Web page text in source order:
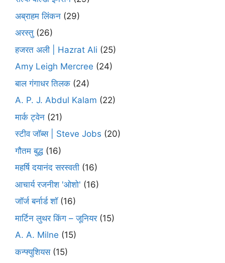
अब्राहम लिंकन (29)
अरस्तु (26)
हजरत अली | Hazrat Ali (25)
Amy Leigh Mercree (24)
बाल गंगाधर तिलक (24)
A. P. J. Abdul Kalam (22)
मार्क ट्वेन (21)
स्टीव जॉब्स | Steve Jobs (20)
गौतम बुद्ध (16)
महर्षि दयानंद सरस्वती (16)
आचार्य रजनीश 'ओशो' (16)
जॉर्ज बर्नार्ड शॉ(16)
मार्टिन लुथर किंग – जूनियर(15)
A. A. Milne (15)
कन्फ्युशियस(15)